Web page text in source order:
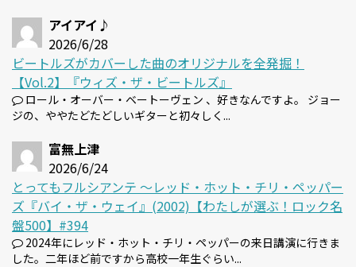
アイアイ♪
2026/6/28
ビートルズがカバーした曲のオリジナルを全発掘！
【Vol.2】『ウィズ・ザ・ビートルズ』
ロール・オーバー・ベートーヴェン 、好きなんですよ。 ジョー
ジの、ややたどたどしいギターと初々しく...
富無上津
2026/6/24
とってもフルシアンテ 〜レッド・ホット・チリ・ペッパー
ズ『バイ・ザ・ウェイ』(2002)【わたしが選ぶ！ロック名
盤500】#394
2024年にレッド・ホット・チリ・ペッパーの来日講演に行きま
した。二年ほど前ですから高校一年生ぐらい...